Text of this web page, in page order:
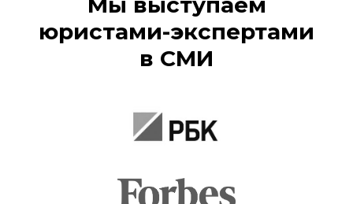
юристами-экспертами
в СМИ